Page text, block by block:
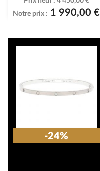
Notre prix : 1 990,00 €
-24%